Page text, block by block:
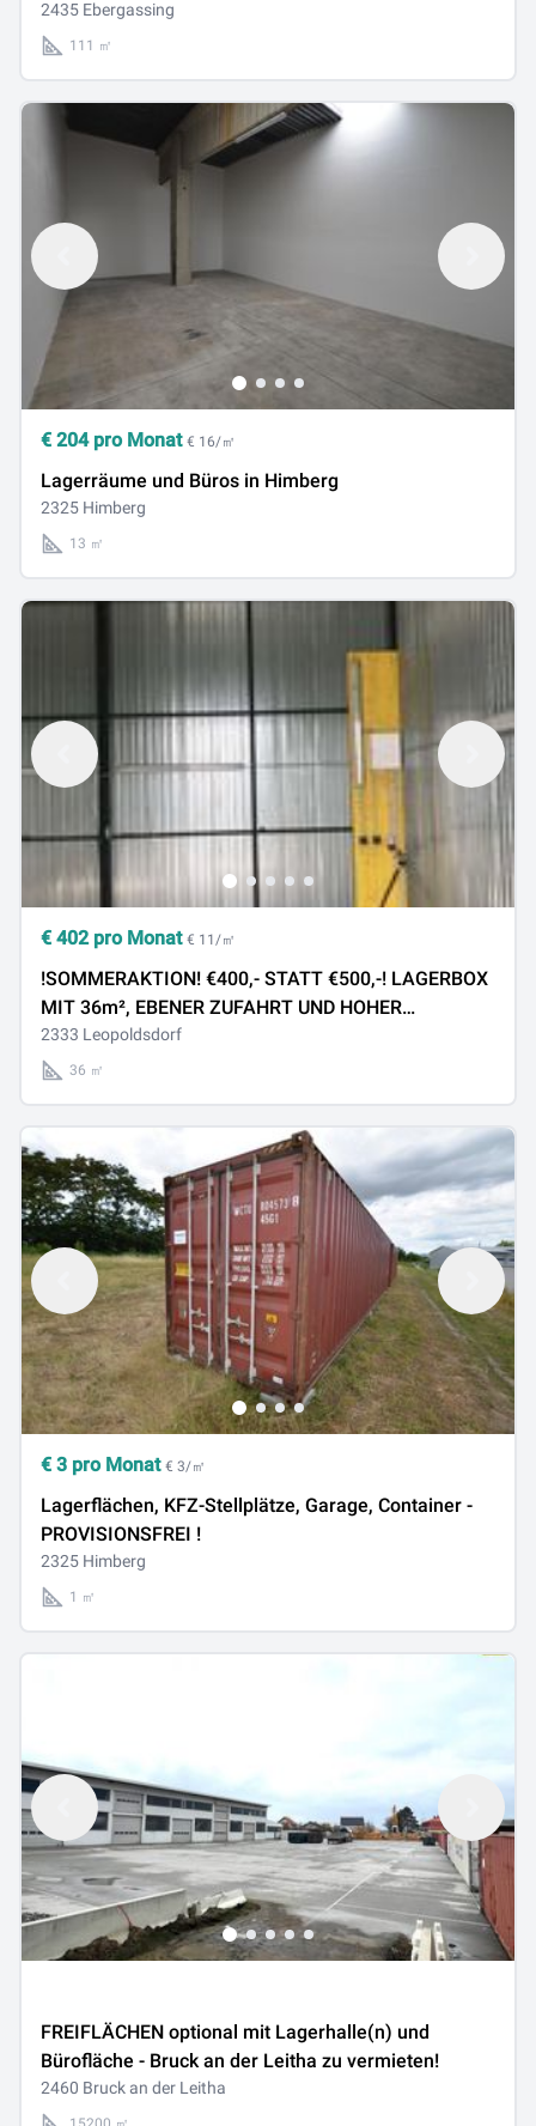
2435 Ebergassing
111 ㎡
€ 204pro Monat € 16/㎡
Lagerräume und Büros in Himberg
2325 Himberg
13 ㎡
€ 402pro Monat € 11/㎡
!SOMMERAKTION! €400,- STATT €500,-! LAGERBOX
MIT 36m², EBENER ZUFAHRT UND HOHER
RAUMHÖHE!
2333 Leopoldsdorf
36 ㎡
€ 3 pro Monat € 3/㎡
Lagerflächen, KFZ-Stellplätze, Garage, Container -
PROVISIONSFREI !
2325 Himberg
1 ㎡
FREIFLÄCHEN optional mit Lagerhalle(n) und
Bürofläche - Bruck an der Leitha zu vermieten!
2460 Bruck an der Leitha